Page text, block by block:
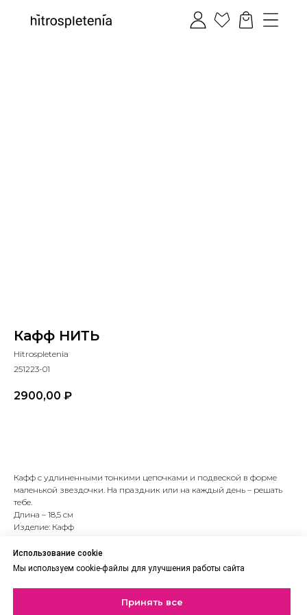
Использование cookie
Мы используем cookie-файлы для улучшения работы сайта
Принять все
Кафф НИТЬ
Hitrospletenia
251223-01
2900,00 ₽
Кафф с удлиненными тонкими цепочками и подвеской в форме
маленькой звездочки. На праздник или на каждый день – решать
тебе.
Длина – 18,5 см
Изделие: Кафф
Материал: Бижутерный сплав
Тип: Кафф
lwh: 100x100x50 mm
Weight: 150 g